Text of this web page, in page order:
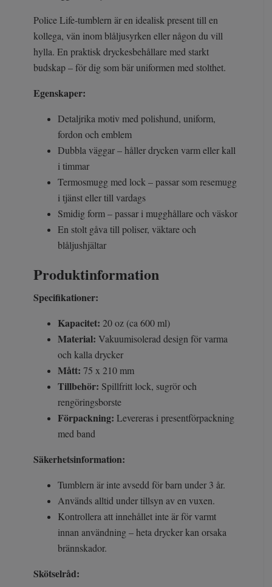
Police Life-tumblern är en idealisk present till en
kollega, vän inom blåljusyrken eller någon du vill
hylla. En praktisk dryckesbehållare med starkt
budskap – för dig som bär uniformen med stolthet.
Egenskaper:
Detaljrika motiv med polishund, uniform,
fordon och emblem
Dubbla väggar – håller drycken varm eller kall
i timmar
Termosmugg med lock – passar som resemugg
i tjänst eller till vardags
Smidig form – passar i mugghållare och väskor
En stolt gåva till poliser, väktare och
blåljushjältar
Produktinformation
Specifikationer:
Kapacitet: 20 oz (ca 600 ml)
Material: Vakuumisolerad design för varma
och kalla drycker
Mått: 75 x 210 mm
Tillbehör: Spillfritt lock, sugrör och
rengöringsborste
Förpackning: Levereras i presentförpackning
med band
Säkerhetsinformation:
Tumblern är inte avsedd för barn under 3 år.
Används alltid under tillsyn av en vuxen.
Kontrollera att innehållet inte är för varmt
innan användning – heta drycker kan orsaka
brännskador.
Skötselråd: